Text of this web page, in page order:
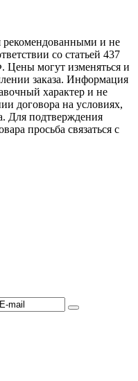
рекомендованными и не
со статьей 437
Цены могут изменяться и
заказа. Информация
характер и не
договора на условиях,
Для подтверждения
просьба связаться с